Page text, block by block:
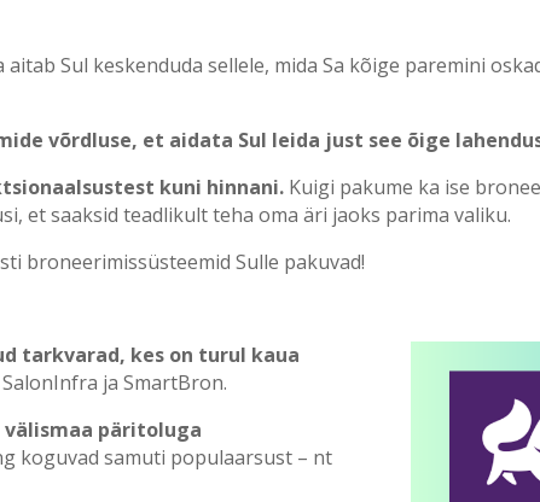
Sul keskenduda sellele, mida Sa kõige paremini
võrdluse, et aidata Sul leida just see õige
kuni hinnani. Kuigi pakume ka ise
et saaksid teadlikult teha oma äri jaoks parima valiku.
broneerimissüsteemid Sulle pakuvad!
tarkvarad, kes on turul kaua
ja SmartBron.
välismaa päritoluga
koguvad samuti populaarsust – nt